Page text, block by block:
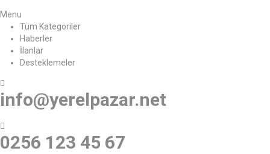
Menu
Tüm Kategoriler
Haberler
İlanlar
Desteklemeler
info@yerelpazar.net
0256 123 45 67